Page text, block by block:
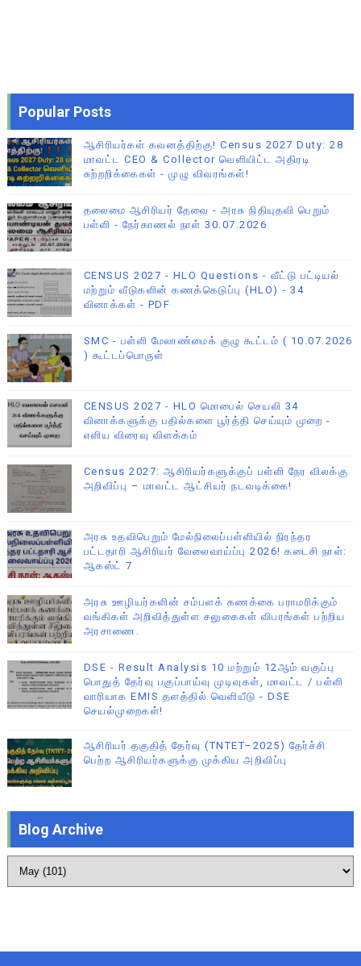
Popular Posts
ஆசிரியர்கள் கவனத்திற்கு! Census 2027 Duty: 28
மாவட்ட CEO & Collector வெளியிட்ட அதிரடி
சுற்றறிக்கைகள் - முழு விவரங்கள்!
தலைமை ஆசிரியர் தேவை - அரசு நிதியுதவி பெறும்
பள்ளி - நேர்காணல் நாள் 30.07.2026
CENSUS 2027 - HLO Questions - வீட்டு பட்டியல்
மற்றும் வீடுகளின் கணக்கெடுப்பு (HLO) - 34
வினாக்கள் - PDF
SMC - பள்ளி மேலாண்மைக் குழு கூட்டம் ( 10.07.2026
) கூட்டப்பொருள்
CENSUS 2027 - HLO மொபைல் செயலி 34
வினாக்களுக்கு பதில்களை பூர்த்தி செய்யும் முறை -
எளிய விரைவு விளக்கம்
Census 2027: ஆசிரியர்களுக்குப் பள்ளி நேர விலக்கு
அறிவிப்பு – மாவட்ட ஆட்சியர் நடவடிக்கை!
அரசு உதவிபெறும் மேல்நிலைப்பள்ளியில் நிரந்தர
பட்டதாரி ஆசிரியர் வேலைவாய்ப்பு 2026! கடைசி நாள்:
ஆகஸ்ட் 7
அரசு ஊழியர்களின் சம்பளக் கணக்கை பராமரிக்கும்
வங்கிகள் அறிவித்துள்ள சலுகைகள் விபரங்கள் பற்றிய
அரசாணை.
DSE - Result Analysis 10 மற்றும் 12ஆம் வகுப்பு
பொதுத் தேர்வு பகுப்பாய்வு முடிவுகள், மாவட்ட / பள்ளி
வாரியாக EMIS தளத்தில் வெளியீடு - DSE
செயல்முறைகள்!
ஆசிரியர் தகுதித் தேர்வு (TNTET–2025) தேர்ச்சி
பெற்ற ஆசிரியர்களுக்கு முக்கிய அறிவிப்பு
Blog Archive